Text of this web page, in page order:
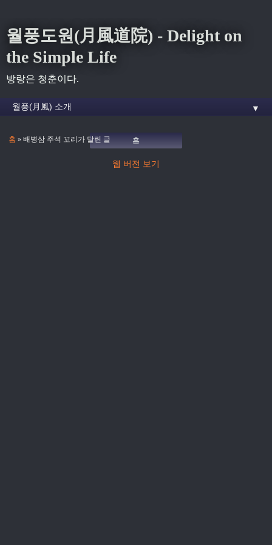
월풍도원(月風道院) - Delight on
the Simple Life
방랑은 청춘이다.
▼
홈 » 배병삼 주석 꼬리가 달린 글 홈
웹 버전 보기